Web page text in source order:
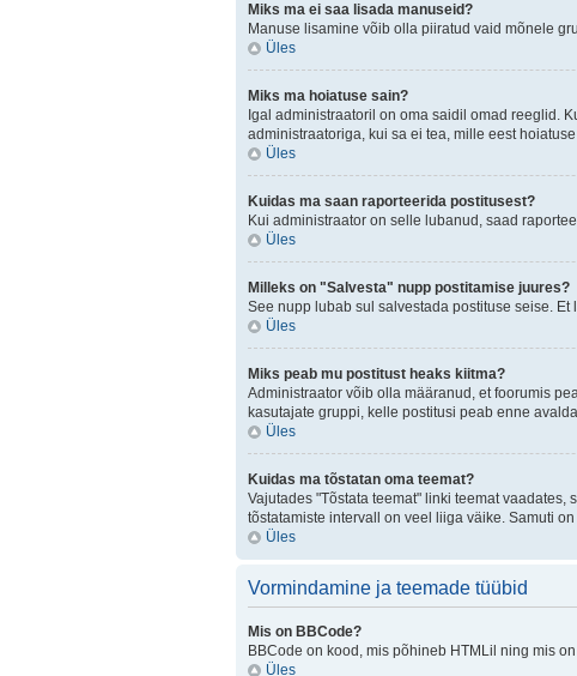
Miks ma ei saa lisada manuseid?
Manuse lisamine võib olla piiratud vaid mõnele
Üles
Miks ma hoiatuse sain?
Igal administraatoril on oma saidil omad reeglid.
administraatoriga, kui sa ei tea, mille eest
Üles
Kuidas ma saan raporteerida postitusest?
Kui administraator on selle lubanud, saad
Üles
Milleks on "Salvesta" nupp postitamise juures?
See nupp lubab sul salvestada postituse seise.
Üles
Miks peab mu postitust heaks kiitma?
Administraator võib olla määranud, et foorumis
kasutajate gruppi, kelle postitusi peab enne
Üles
Kuidas ma tõstatan oma teemat?
Vajutades "Tõstata teemat" linki teemat
tõstatamiste intervall on veel liiga väike. Samuti
Üles
Vormindamine ja teemade tüübid
Mis on BBCode?
BBCode on kood, mis põhineb HTMLil ning mis
Üles